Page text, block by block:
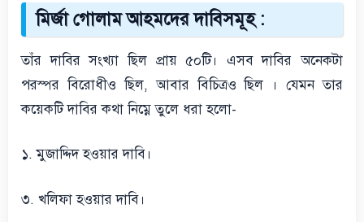
মির্জা গোলাম আহমদের দাবিসমূহ :
তাঁর দাবির সংখ্যা ছিল প্রায় ৫০টি। এসব দাবির অনেকটা
পরস্পর বিরোধীও ছিল, আবার বিচিত্রও ছিল । যেমন তার
কয়েকটি দাবির কথা নিম্নে তুলে ধরা হলো-
১. মুজাদ্দিদ হওয়ার দাবি।
৩. খলিফা হওয়ার দাবি।